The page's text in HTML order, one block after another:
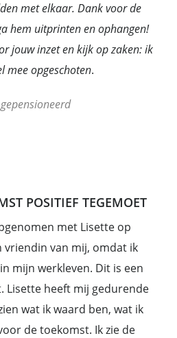
met elkaar. Dank voor de
hem uitprinten en ophangen!
jouw inzet en kijk op zaken: ik
mee opgeschoten.
POSITIEF TEGEMOET
met Lisette op
vriendin van mij, omdat ik
mijn werkleven. Dit is een
Lisette heeft mij gedurende
wat ik waard ben, wat ik
de toekomst. Ik zie de